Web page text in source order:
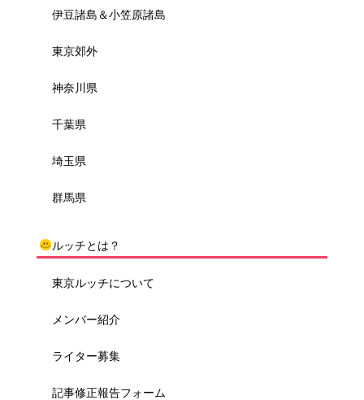
伊豆諸島＆小笠原諸島
東京郊外
神奈川県
千葉県
埼玉県
群馬県
ルッチとは？
東京ルッチについて
メンバー紹介
ライター募集
記事修正報告フォーム